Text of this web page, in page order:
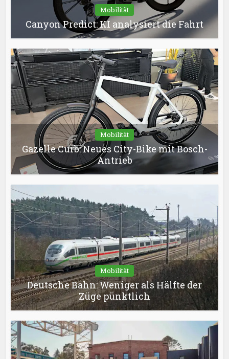
Mobilität
Canyon Predict: KI analysiert die Fahrt
Mobilität
Gazelle Curb: Neues City-Bike mit Bosch-
Antrieb
Mobilität
Deutsche Bahn: Weniger als Hälfte der
Züge pünktlich